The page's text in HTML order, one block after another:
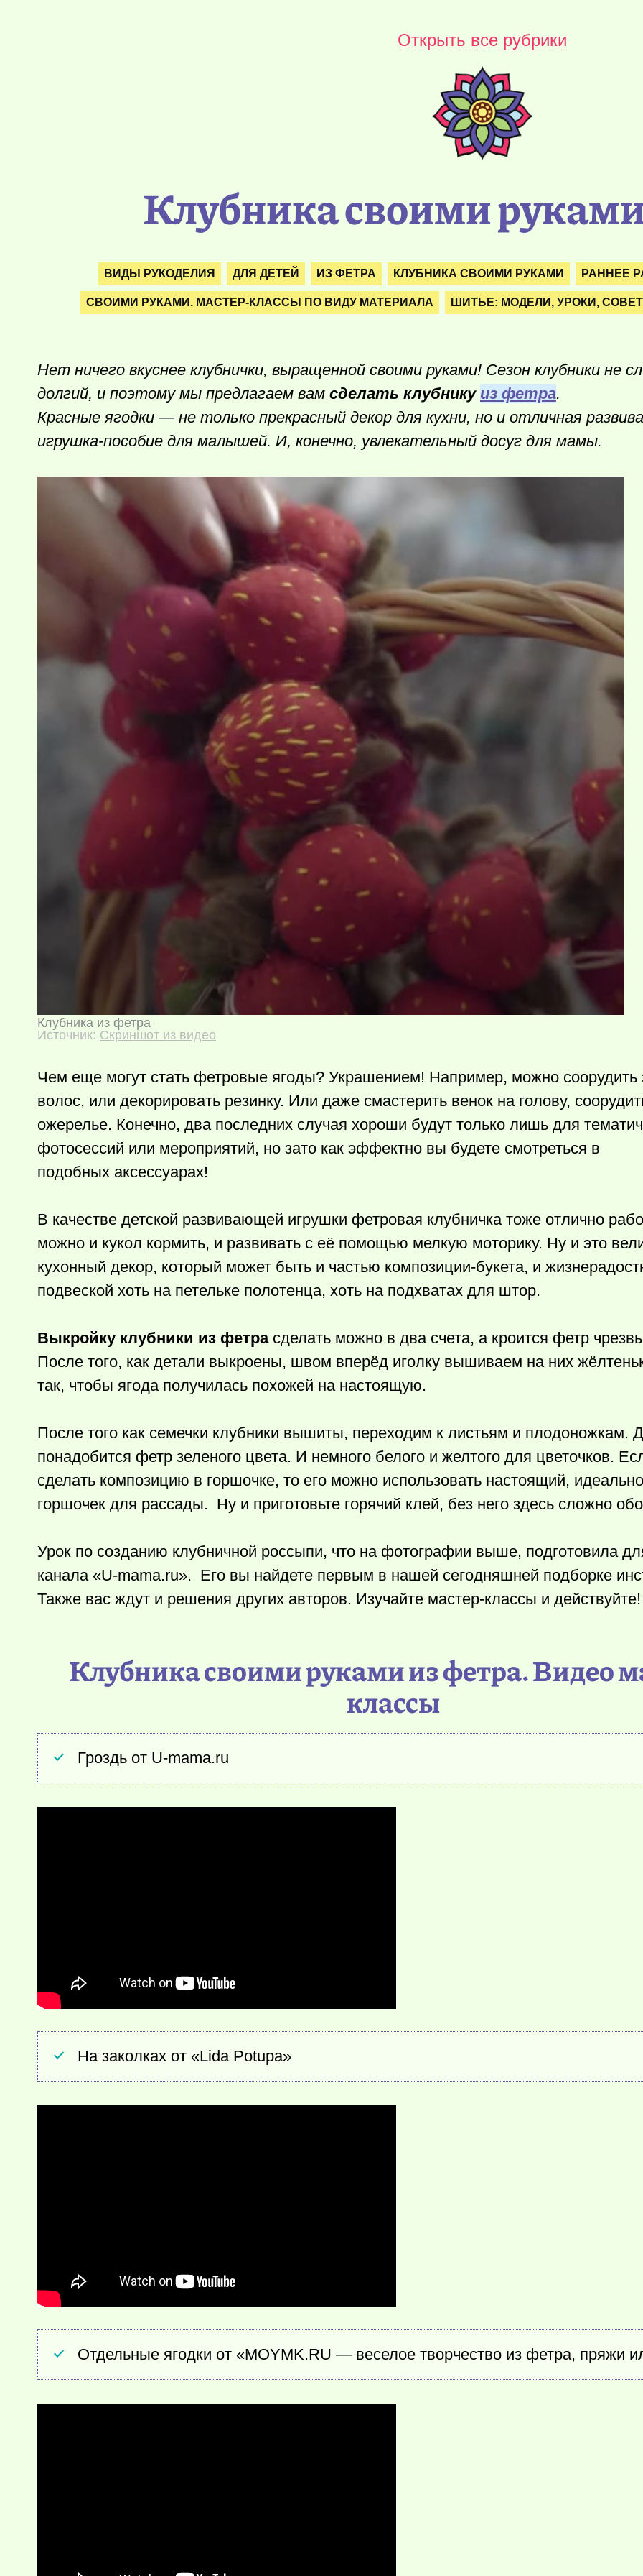
Открыть все рубрики
Клубника своими
ВИДЫ РУКОДЕЛИЯ ДЛЯ ДЕТЕЙ ИЗ ФЕТРА КЛУБНИКА СВОИМИ РУКАМИ РАННЕЕ
СВОИМИ РУКАМИ. МАСТЕР-КЛАССЫ ПО ВИДУ МАТЕРИАЛА ШИТЬЕ: МОДЕЛИ, УРОКИ,
Нет ничего вкуснее клубнички, выращенной своими руками! Сезон клубники не
долгий, и поэтому мы предлагаем вам сделать клубнику из фетра.
Красные ягодки — не только прекрасный декор для кухни, но и отличная
игрушка-пособие для малышей. И, конечно, увлекательный досуг для мамы.
Клубника из фетра
Источник: Скриншот из видео
Чем еще могут стать фетровые ягоды? Украшением! Например, можно соорудить
волос, или декорировать резинку. Или даже смастерить венок на голову,
ожерелье. Конечно, два последних случая хороши будут только лишь для
фотосессий или мероприятий, но зато как эффектно вы будете смотреться в
подобных аксессуарах!
В качестве детской развивающей игрушки фетровая клубничка тоже отлично
можно и кукол кормить, и развивать с её помощью мелкую моторику. Ну и это
кухонный декор, который может быть и частью композиции-букета, и
подвеской хоть на петельке полотенца, хоть на подхватах для штор.
Выкройку клубники из фетрасделать можно в два счета, а кроится фетр
После того, как детали выкроены, швом вперёд иголку вышиваем на них
так, чтобы ягода получилась похожей на настоящую.
После того как семечки клубники вышиты, переходим к листьям и плодоножкам.
понадобится фетр зеленого цвета. И немного белого и желтого для цветочков.
сделать композицию в горшочке, то его можно использовать настоящий,
горшочек для рассады. Ну и приготовьте горячий клей, без него здесь сложно
Урок по созданию клубничной россыпи, что на фотографии выше, подготовила
канала «U-mama.ru». Его вы найдете первым в нашей сегодняшней подборке
Также вас ждут и решения других авторов. Изучайте мастер-классы и действуйте!
Клубника своими руками из фетра. Видео
классы
Гроздь от U-mama.ru
На заколках от «Lida Potupa»
Отдельные ягодки от «MOYMK.RU — веселое творчество из фетра, пряжи